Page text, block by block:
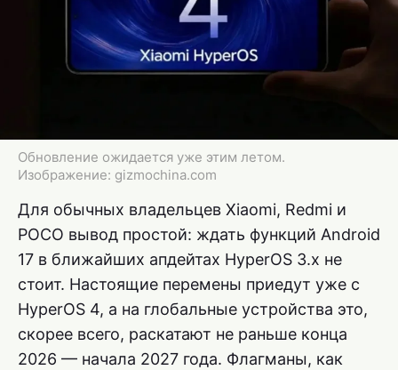
Обновление ожидается уже этим летом.
Изображение: gizmochina.com
Для обычных владельцев Xiaomi, Redmi и
POCO вывод простой: ждать функций Android
17 в ближайших апдейтах HyperOS 3.x не
стоит. Настоящие перемены приедут уже с
HyperOS 4, а на глобальные устройства это,
скорее всего, раскатают не раньше конца
2026 — начала 2027 года. Флагманы, как